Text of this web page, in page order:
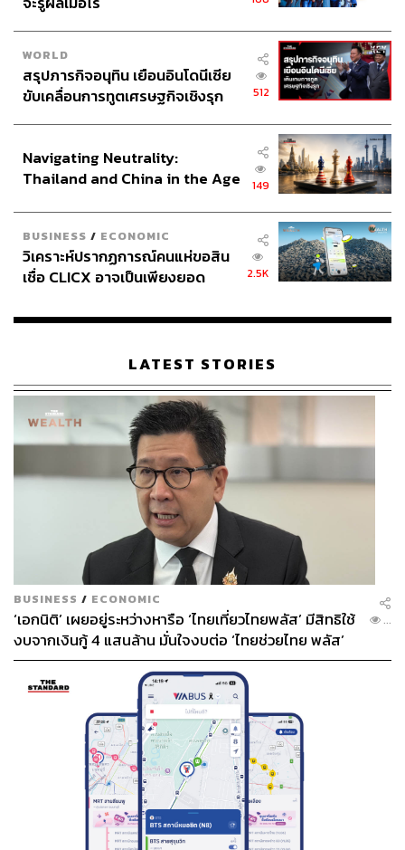
WORLD
สรุปภารกิจอนุทิน เยือนอินโดนีเซีย
ขับเคลื่อนการทูตเศรษฐกิจเชิงรุก
512
Navigating Neutrality:
Thailand and China in the Age
149
BUSINESS / ECONOMIC
วิเคราะห์ปรากฏการณ์คนแห่ขอสิน
เชื่อ CLICX อาจเป็นเพียงยอด
เรือนไทยที่ถูกซุกไว้
2.5K
LATEST STORIES
BUSINESS / ECONOMIC
‘เอกนิติ’ เผยอยู่ระหว่างหารือ ‘ไทยเที่ยวไทยพลัส’ มีสิทธิใช้
งบจากเงินกู้ 4 แสนล้าน มั่นใจงบต่อ ‘ไทยช่วยไทย พลัส’
เฟส 2 มีเพียงพอ
...